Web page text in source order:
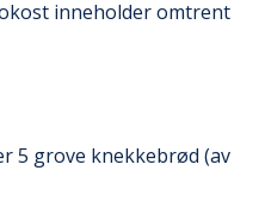
inneholder omtrent
5 grove knekkebrød (av